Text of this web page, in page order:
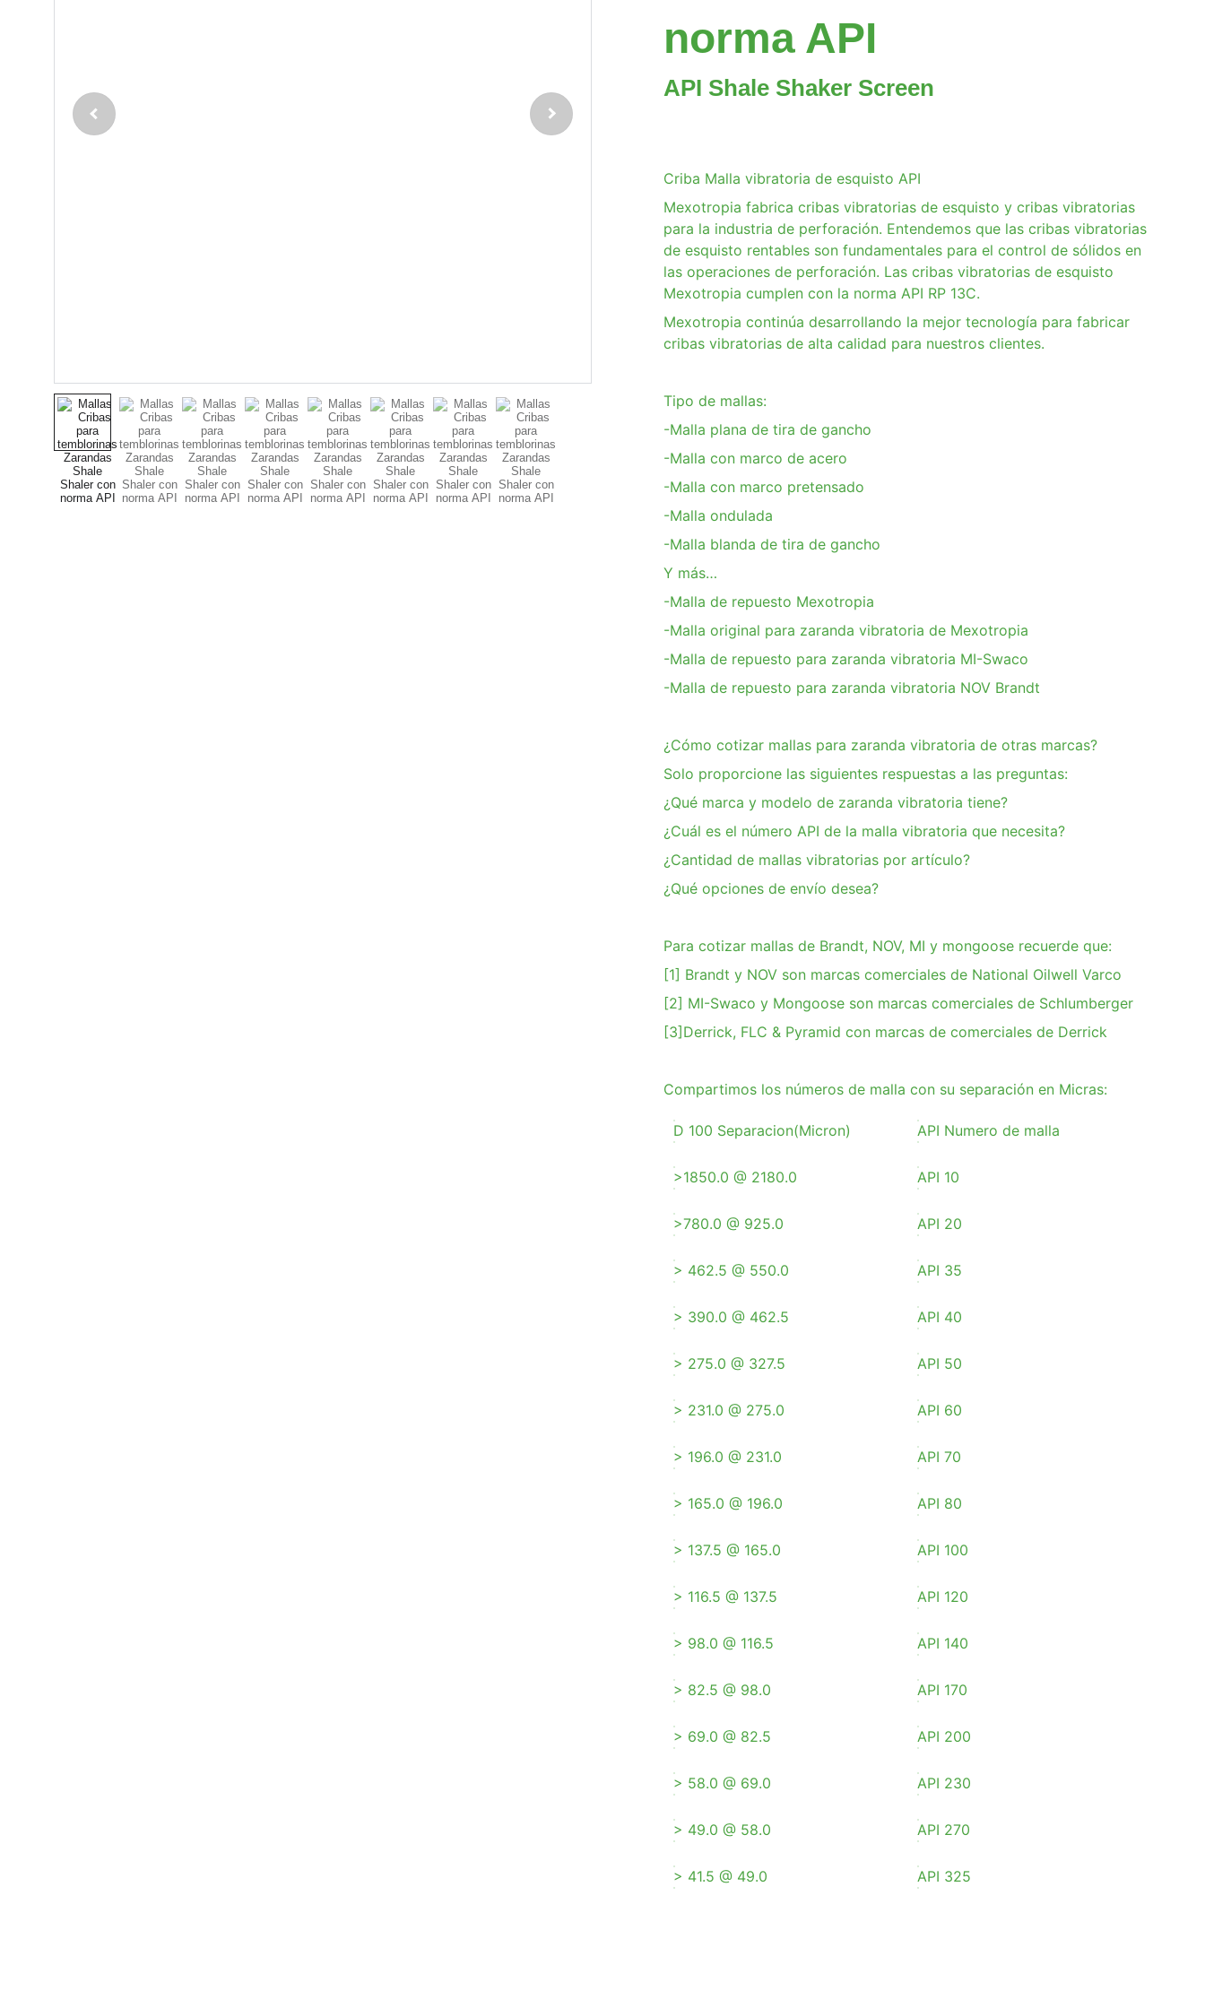
norma API
API Shale Shaker Screen
Criba Malla vibratoria de esquisto API
Mexotropia fabrica cribas vibratorias de esquisto y cribas vibratorias
para la industria de perforación. Entendemos que las cribas vibratorias
de esquisto rentables son fundamentales para el control de sólidos en
las operaciones de perforación. Las cribas vibratorias de esquisto
Mexotropia cumplen con la norma API RP 13C.
Mexotropia continúa desarrollando la mejor tecnología para fabricar
cribas vibratorias de alta calidad para nuestros clientes.
Tipo de mallas:
-Malla plana de tira de gancho
-Malla con marco de acero
-Malla con marco pretensado
-Malla ondulada
-Malla blanda de tira de gancho
Y más…
-Malla de repuesto Mexotropia
-Malla original para zaranda vibratoria de Mexotropia
-Malla de repuesto para zaranda vibratoria MI-Swaco
-Malla de repuesto para zaranda vibratoria NOV Brandt
¿Cómo cotizar mallas para zaranda vibratoria de otras marcas?
Solo proporcione las siguientes respuestas a las preguntas:
¿Qué marca y modelo de zaranda vibratoria tiene?
¿Cuál es el número API de la malla vibratoria que necesita?
¿Cantidad de mallas vibratorias por artículo?
¿Qué opciones de envío desea?
Para cotizar mallas de Brandt, NOV, MI y mongoose recuerde que:
[1] Brandt y NOV son marcas comerciales de National Oilwell Varco
[2] MI-Swaco y Mongoose son marcas comerciales de Schlumberger
[3]Derrick, FLC & Pyramid con marcas de comerciales de Derrick
Compartimos los números de malla con su separación en Micras:
D 100 Separacion(Micron) API Numero de malla
>1850.0 @ 2180.0 API 10
>780.0 @ 925.0 API 20
> 462.5 @ 550.0 API 35
> 390.0 @ 462.5 API 40
> 275.0 @ 327.5 API 50
> 231.0 @ 275.0 API 60
> 196.0 @ 231.0 API 70
> 165.0 @ 196.0 API 80
> 137.5 @ 165.0 API 100
> 116.5 @ 137.5 API 120
> 98.0 @ 116.5 API 140
> 82.5 @ 98.0 API 170
> 69.0 @ 82.5 API 200
> 58.0 @ 69.0 API 230
> 49.0 @ 58.0 API 270
> 41.5 @ 49.0 API 325